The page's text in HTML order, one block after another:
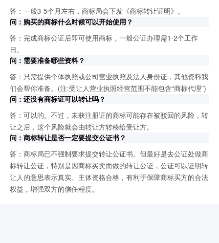
答：一般3-5个月左右，商标局会下发《商标转让证明》。
问：购买的商标什么时候可以开始使用？
答：完成商标公证后即可使用商标，一般公证办理需1-2个工作
日。
问：需要准备哪些资料？
答：只需提供个体执照或公司营业执照及法人身份证，其他资料我
们会帮你准备。(注:受让人营业执照经营范围不能包含“商标代理”)
问：还没有商标证可以转让吗？
答：可以的。不过，未获注册证的商标可能存在被驳回的风险，转
让之后，这个风险就会由转让方转移给受让方。
问：商标转让是否一定要提交公证书？
答：商标局已不强制要求提交转让公证书。但最好是去公证处做商
标转让公证，特别是因商标买卖而做的转让公证，公证可以证明转
让人的意思表示真实、主体资格合格，有利于保障商标买方的合法
权益，增强双方的信任程度。